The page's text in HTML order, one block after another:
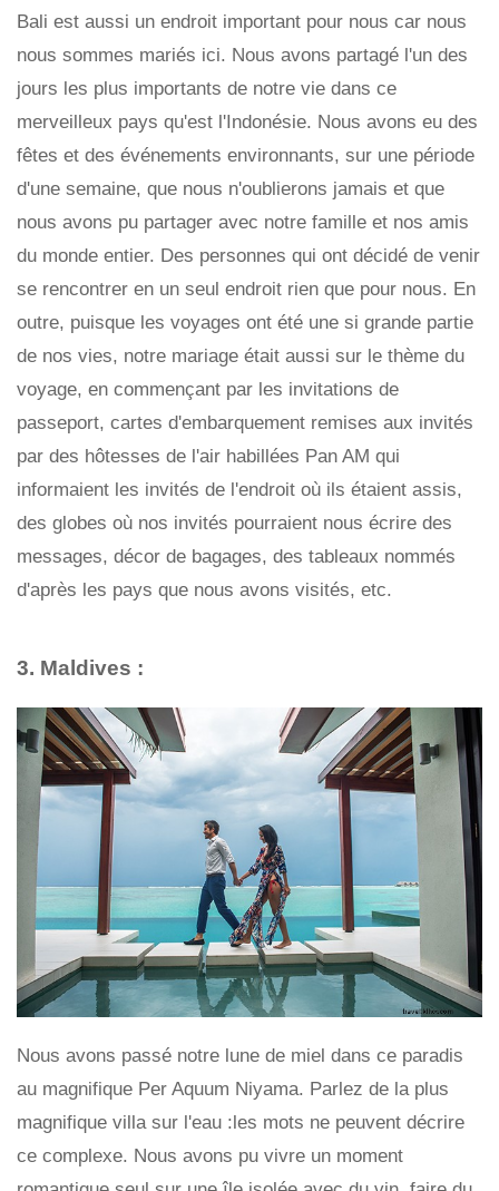
Bali est aussi un endroit important pour nous car nous
nous sommes mariés ici. Nous avons partagé l'un des
jours les plus importants de notre vie dans ce
merveilleux pays qu'est l'Indonésie. Nous avons eu des
fêtes et des événements environnants, sur une période
d'une semaine, que nous n'oublierons jamais et que
nous avons pu partager avec notre famille et nos amis
du monde entier. Des personnes qui ont décidé de venir
se rencontrer en un seul endroit rien que pour nous. En
outre, puisque les voyages ont été une si grande partie
de nos vies, notre mariage était aussi sur le thème du
voyage, en commençant par les invitations de
passeport, cartes d'embarquement remises aux invités
par des hôtesses de l'air habillées Pan AM qui
informaient les invités de l'endroit où ils étaient assis,
des globes où nos invités pourraient nous écrire des
messages, décor de bagages, des tableaux nommés
d'après les pays que nous avons visités, etc.
3. Maldives :
Nous avons passé notre lune de miel dans ce paradis
au magnifique Per Aquum Niyama. Parlez de la plus
magnifique villa sur l'eau :les mots ne peuvent décrire
ce complexe. Nous avons pu vivre un moment